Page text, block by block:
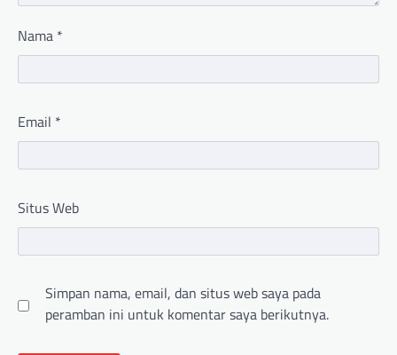
Nama *
Email *
Situs Web
Simpan nama, email, dan situs web saya pada
peramban ini untuk komentar saya berikutnya.